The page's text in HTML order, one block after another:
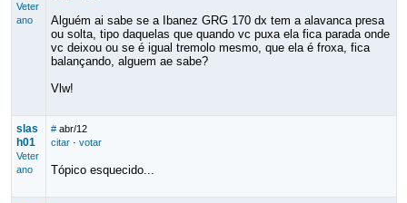
Veter
ano
Alguém ai sabe se a Ibanez GRG 170 dx tem a alavanca presa
ou solta, tipo daquelas que quando vc puxa ela fica parada onde
vc deixou ou se é igual tremolo mesmo, que ela é froxa, fica
balançando, alguem ae sabe?
Vlw!
slas
h01
Veter
ano
# abr/12
citar· votar
Tópico esquecido...